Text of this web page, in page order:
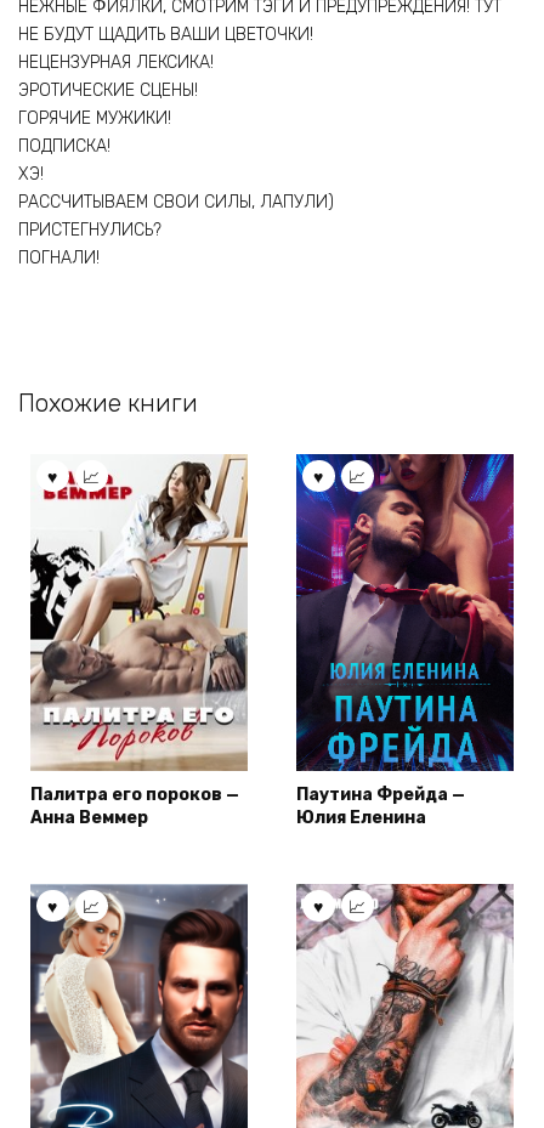
НЕЖНЫЕ ФИЯЛКИ, СМОТРИМ ТЭГИ И ПРЕДУПРЕЖДЕНИЯ! ТУТ
НЕ БУДУТ ЩАДИТЬ ВАШИ ЦВЕТОЧКИ!
НЕЦЕНЗУРНАЯ ЛЕКСИКА!
ЭРОТИЧЕСКИЕ СЦЕНЫ!
ГОРЯЧИЕ МУЖИКИ!
ПОДПИСКА!
ХЭ!
РАССЧИТЫВАЕМ СВОИ СИЛЫ, ЛАПУЛИ)
ПРИСТЕГНУЛИСЬ?
ПОГНАЛИ!
Похожие книги
Палитра его пороков —
Анна Веммер
Паутина Фрейда —
Юлия Еленина